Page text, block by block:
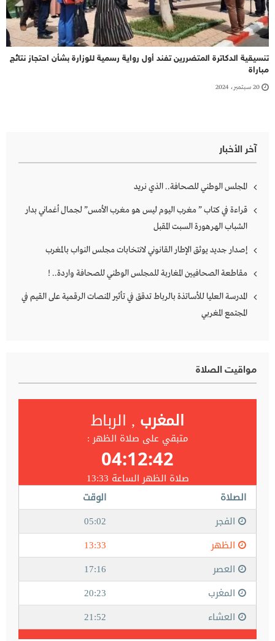
تنسيقية الدكاترة المتضررين تفند أول رواية رسمية للوزارة بشأن احتجاز نتائج
مباراة
20 سبتمبر، 2024
آخر الأخبار
المجلس الوطني للصحافة.. الذي نريد
قراءة في كتاب ” مغرب اليوم ليس هو مغرب الأمس” لجمال أغماني بدار
الشباب الهرهورة السبت المقبل
إصدار جديد يوثق الإطار القانوني لانتخابات مجلس النواب بالمغرب
مقاطعة الصحافيين المغاربة للمجلس الوطني للصحافة واردة.. !
المدرسة العليا للأساتذة بالرباط تدقق في تأثير المنصات الرقمية على القيم في
المجتمع المغربي
مواقيت الصلاة